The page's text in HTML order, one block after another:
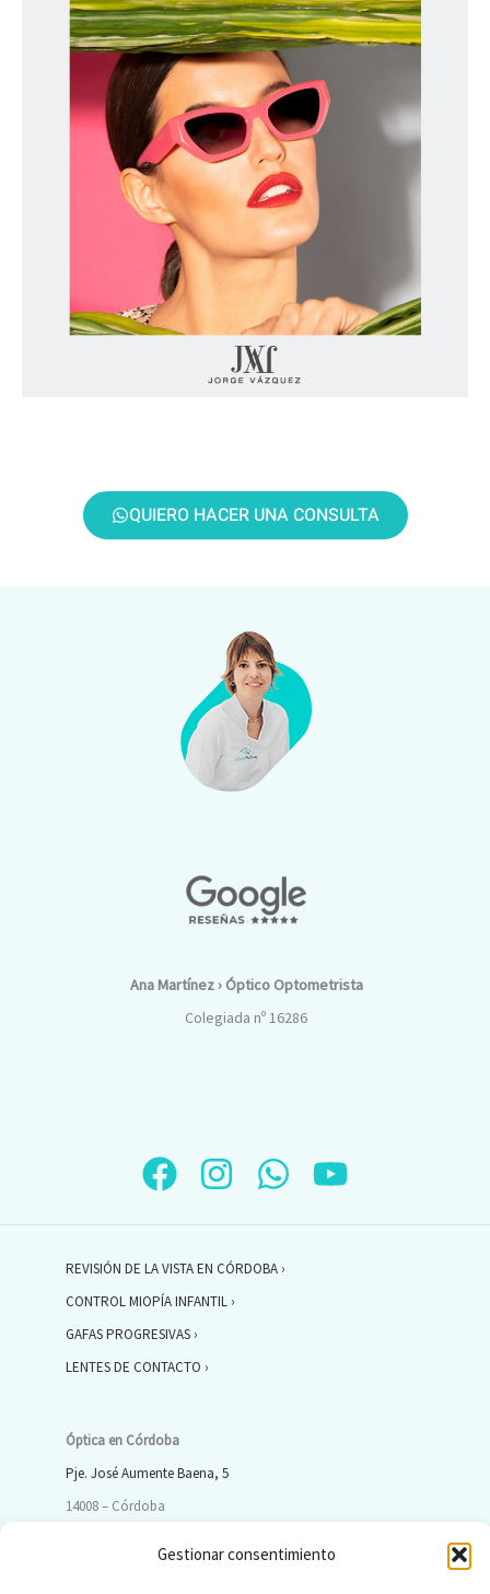
Gestionar consentimiento
QUIERO HACER UNA CONSULTA
Ana Martínez › Óptico Optometrista
Colegiada nº 16286
REVISIÓN DE LA VISTA EN CÓRDOBA ›
CONTROL MIOPÍA INFANTIL ›
GAFAS PROGRESIVAS ›
LENTES DE CONTACTO ›
Óptica en Córdoba
Pje. José Aumente Baena, 5
14008 – Córdoba